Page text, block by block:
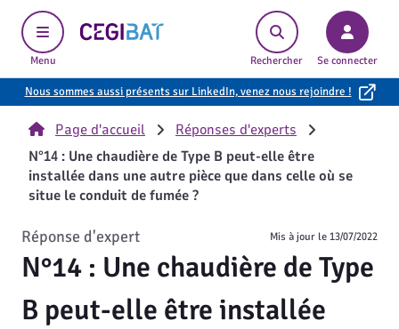
Menu
Cegibat, accueil
Rechercher Se connecter
Nous sommes aussi présents sur LinkedIn, venez nous rejoindre !
Page d'accueil
Réponses d'experts
N°14 : Une chaudière de Type B peut-elle être
installée dans une autre pièce que dans celle où se
situe le conduit de fumée ?
N°14 : Une chaudière de Type
B peut-elle être installée
Réponse d'expert Mis à jour le13/07/2022